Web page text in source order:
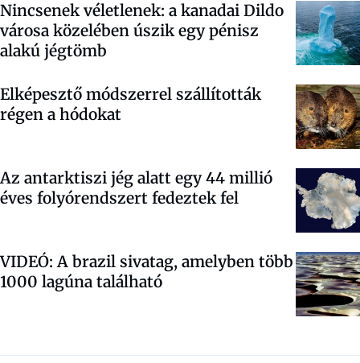
Nincsenek véletlenek: a kanadai Dildo
városa közelében úszik egy pénisz
alakú jégtömb
Elképesztő módszerrel szállították
régen a hódokat
Az antarktiszi jég alatt egy 44 millió
éves folyórendszert fedeztek fel
VIDEÓ: A brazil sivatag, amelyben több
1000 lagúna található